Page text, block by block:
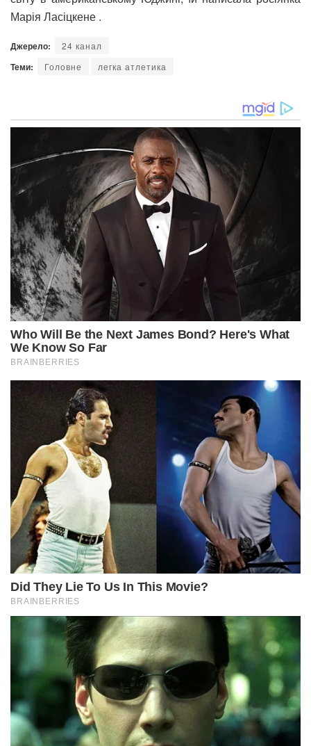
Марія Ласіцкене .
Джерело: 24 канал
Теми: Головне легка атлетика